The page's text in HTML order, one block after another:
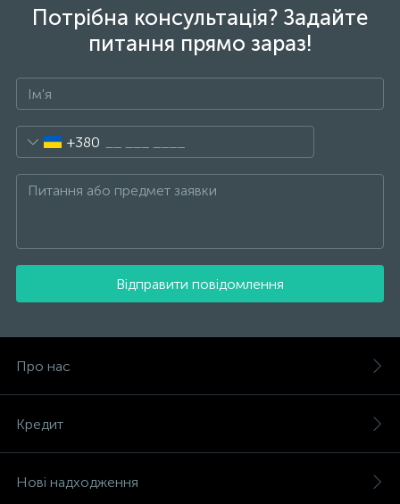
Потрібна консультація? Задайте
питання прямо зараз!
+380
Відправити повідомлення
Про нас
Кредит
Нові надходження